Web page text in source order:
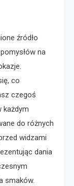
źródło
na
co
czegoś
każdym
do różnych
widzami
dania
smaków.